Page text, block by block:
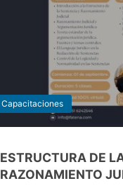
Capacitaciones
ESTRUCTURA DE
RAZONAMIENTO